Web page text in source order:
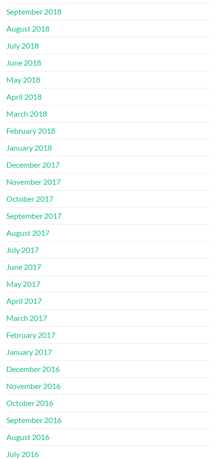
September 2018
August 2018
July 2018
June 2018
May 2018
April 2018
March 2018
February 2018
January 2018
December 2017
November 2017
October 2017
September 2017
August 2017
July 2017
June 2017
May 2017
April 2017
March 2017
February 2017
January 2017
December 2016
November 2016
October 2016
September 2016
August 2016
July 2016